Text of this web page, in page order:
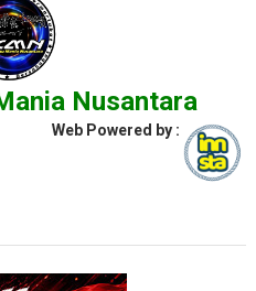
Nusantara
Web Powered by :